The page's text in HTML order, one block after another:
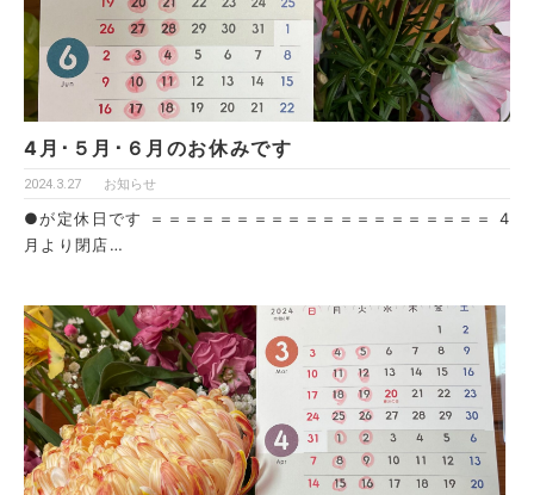
4月･５月･６月のお休みです
2024.3.27 お知らせ
●が定休日です ＝＝＝＝＝＝＝＝＝＝＝＝＝＝＝＝＝＝＝＝ 4
月より閉店…